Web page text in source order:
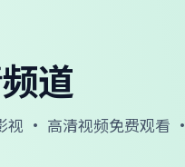
道
视 · 高清视频免费观看 ·